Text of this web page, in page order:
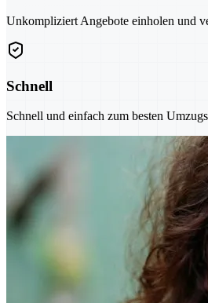
Unkompliziert Angebote einholen und
Schnell
Schnell und einfach zum besten